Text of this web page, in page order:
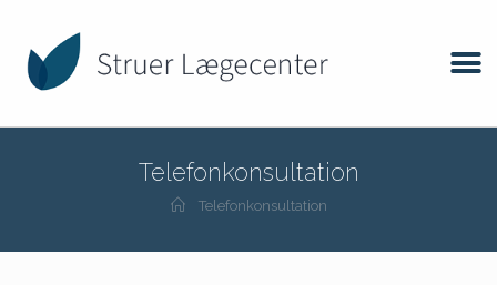
Telefonkonsultation
Telefonkonsultation